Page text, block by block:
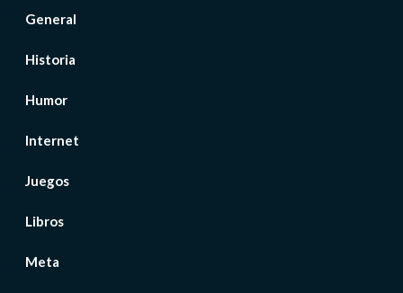
General
Historia
Humor
Internet
Juegos
Libros
Meta